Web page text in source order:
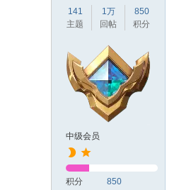
141
主题
1万
回帖
850
积分
中级会员
积分 850